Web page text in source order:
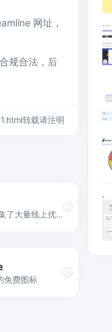
网址，
规合法，后
转载请注明
UI Notes 收集了大量线上优秀 App 的完整 UI 截图，只有落地设计没有飞机稿，你可以在这里探索 UI 设计的最新趋势、浏览竞品的产品设计、快速找到工作中需要的灵感。
免费图标